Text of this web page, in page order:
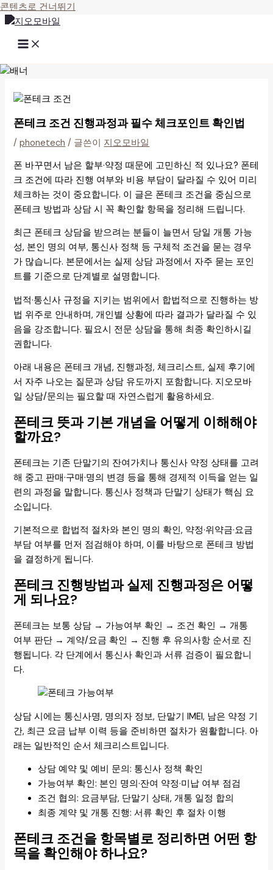
콘텐츠로 건너뛰기
폰테크 조건 진행과정과 필수 체크포인트 확인법
/phonetech / 글쓴이 지오모바일
폰 바꾸면서 남은 할부·약정 때문에 고민하신 적 있나요? 폰테
크 조건에 따라 진행 여부와 비용 부담이 달라질 수 있어 미리
체크하는 것이 중요합니다. 이 글은 폰테크 조건을 중심으로
폰테크 방법과 상담 시 꼭 확인할 항목을 정리해 드립니다.
최근 폰테크 상담을 받으려는 분들이 늘면서 당일 개통 가능
성, 본인 명의 여부, 통신사 정책 등 구체적 조건을 묻는 경우
가 많습니다. 본문에서는 실제 상담 과정에서 자주 묻는 포인
트를 기준으로 단계별로 설명합니다.
법적·통신사 규정을 지키는 범위에서 합법적으로 진행하는 방
법 위주로 안내하며, 개인별 상황에 따라 결과가 달라질 수 있
음을 강조합니다. 필요시 전문 상담을 통해 최종 확인하시길
권합니다.
아래 내용은 폰테크 개념, 진행과정, 체크리스트, 실제 후기에
서 자주 나오는 질문과 상담 유도까지 포함합니다. 지오모바
일 상담/문의는 필요할 때 자연스럽게 활용하세요.
폰테크 뜻과 기본 개념을 어떻게 이해해야
할까요?
폰테크는 기존 단말기의 잔여가치나 통신사 약정 상태를 고려
해 중고 판매·구매·명의 변경 등을 통해 경제적 이득을 얻는 일
련의 과정을 말합니다. 통신사 정책과 단말기 상태가 핵심 요
소입니다.
기본적으로 합법적 절차와 본인 명의 확인, 약정·위약금·요금
부담 여부를 먼저 점검해야 하며, 이를 바탕으로 폰테크 방법
을 결정하게 됩니다.
폰테크 진행방법과 실제 진행과정은 어떻
게 되나요?
폰테크는 보통 상담 → 가능여부 확인 → 조건 확인 → 개통
여부 판단 → 계약/요금 확인 → 진행 후 유의사항 순서로 진
행됩니다. 각 단계에서 통신사 확인과 서류 검증이 필요합니
다.
상담 시에는 통신사명, 명의자 정보, 단말기 IMEI, 남은 약정 기
간, 최근 요금 납부 이력 등을 준비하면 절차가 원활합니다. 아
래는 일반적인 순서 체크리스트입니다.
상담 예약 및 예비 문의: 통신사 정책 확인
가능여부 확인: 본인 명의·잔여 약정·미납 여부 점검
조건 협의: 요금부담, 단말기 상태, 개통 일정 합의
최종 계약 및 개통 진행: 서류 확인 후 절차 이행
폰테크 조건을 항목별로 정리하면 어떤 항
목을 확인해야 하나요?